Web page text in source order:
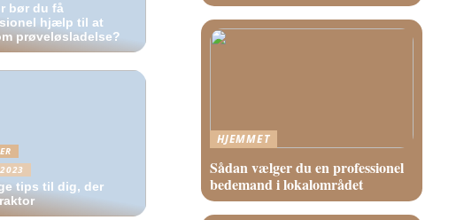
bør du få
hjælp til at
prøveløsladelse?
tips til dig, der
no size –
HJEMMET
Sådan vælger du en professionel
bedemand i lokalområdet